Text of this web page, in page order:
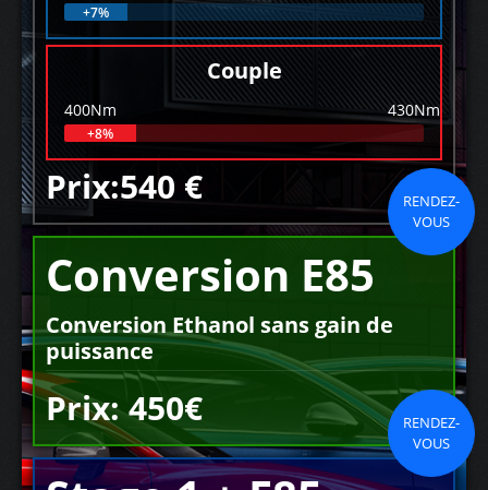
+7%
Couple
400Nm 430Nm
+8%
Prix:540 €
RENDEZ-
VOUS
Conversion E85
Conversion Ethanol sans gain de
puissance
Prix: 450€
RENDEZ-
VOUS